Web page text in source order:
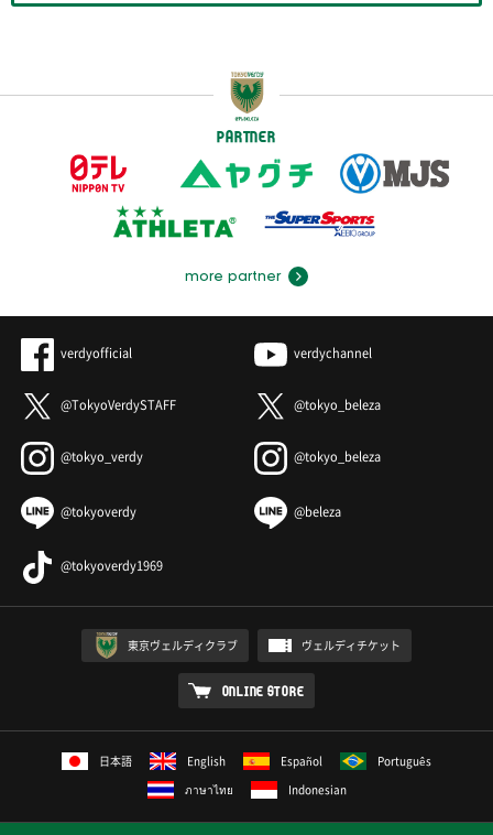
PARTNER
more partner
verdyofficial verdychannel
@TokyoVerdySTAFF @tokyo_beleza
@tokyo_verdy @tokyo_beleza
@tokyoverdy @beleza
@tokyoverdy1969
東京ヴェルディクラブ ヴェルディチケット
ONLINE STORE
日本語 English Español
Português
ภาษาไทย
Indonesian